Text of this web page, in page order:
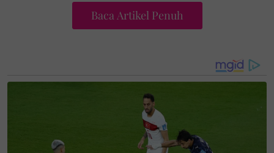
Apa yang lebih menarik, koleksi istimewa ini
dihasilkan menerusi kolaborasi eksklusif bersama
Baca Artikel Penuh